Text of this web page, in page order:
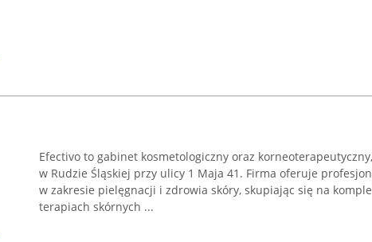
Efectivo to gabinet kosmetologiczny oraz
w Rudzie Śląskiej przy ulicy 1 Maja 41. Firma oferuje
w zakresie pielęgnacji i zdrowia skóry, skupiając się na
terapiach skórnych ...